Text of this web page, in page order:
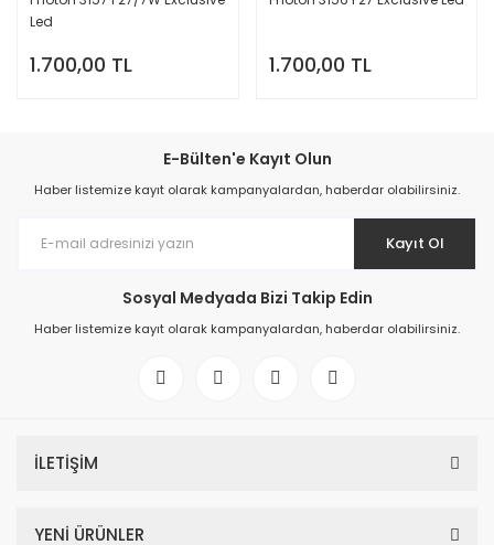
Led
1.700,00 TL 1.700,00 TL
E-Bülten'e Kayıt Olun
Haber listemize kayıt olarak kampanyalardan, haberdar olabilirsiniz.
Kayıt Ol
Sosyal Medyada Bizi Takip Edin
Haber listemize kayıt olarak kampanyalardan, haberdar olabilirsiniz.
İLETİŞİM
YENİ ÜRÜNLER